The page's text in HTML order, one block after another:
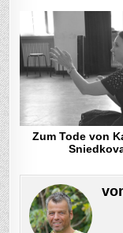
1
Zum Tode von